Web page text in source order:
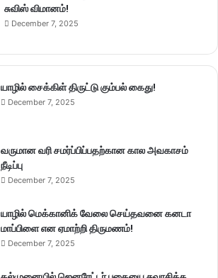
சுவிஸ் விமானம்!
December 7, 2025
யாழில் சைக்கிள் திருட்டு கும்பல் கைது!
December 7, 2025
வருமான வரி சமர்ப்பிப்பதற்கான கால அவகாசம்
நீடிப்பு
December 7, 2025
யாழில் மெக்கானிக் வேலை செய்தவனை கனடா
மாப்பிளை என ஏமாற்றி திருமணம்!
December 7, 2025